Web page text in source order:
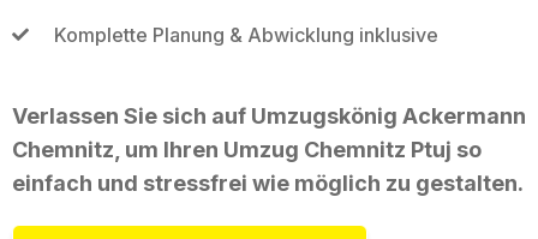
Komplette Planung & Abwicklung inklusive
Verlassen Sie sich auf Umzugskönig Ackermann
Chemnitz, um Ihren Umzug Chemnitz Ptuj so
einfach und stressfrei wie möglich zu gestalten.